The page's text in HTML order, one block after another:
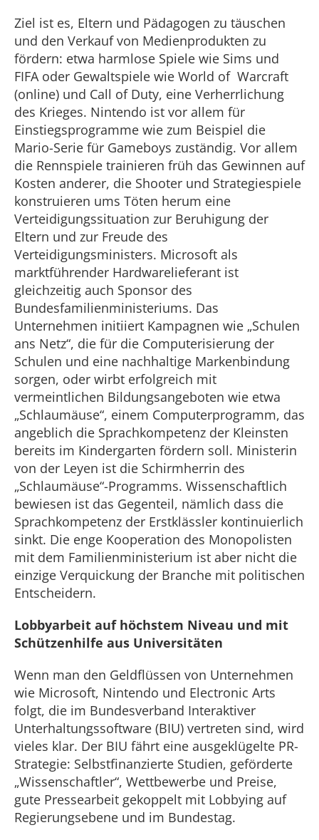
Ziel ist es, Eltern und Pädagogen zu täuschen
und den Verkauf von Medienprodukten zu
fördern: etwa harmlose Spiele wie Sims und
FIFA oder Gewaltspiele wie World of Warcraft
(online) und Call of Duty, eine Verherrlichung
des Krieges. Nintendo ist vor allem für
Einstiegsprogramme wie zum Beispiel die
Mario-Serie für Gameboys zuständig. Vor allem
die Rennspiele trainieren früh das Gewinnen auf
Kosten anderer, die Shooter und Strategiespiele
konstruieren ums Töten herum eine
Verteidigungssituation zur Beruhigung der
Eltern und zur Freude des
Verteidigungsministers. Microsoft als
marktführender Hardwarelieferant ist
gleichzeitig auch Sponsor des
Bundesfamilienministeriums. Das
Unternehmen initiiert Kampagnen wie „Schulen
ans Netz“, die für die Computerisierung der
Schulen und eine nachhaltige Markenbindung
sorgen, oder wirbt erfolgreich mit
vermeintlichen Bildungsangeboten wie etwa
„Schlaumäuse“, einem Computerprogramm, das
angeblich die Sprachkompetenz der Kleinsten
bereits im Kindergarten fördern soll. Ministerin
von der Leyen ist die Schirmherrin des
„Schlaumäuse“-Programms. Wissenschaftlich
bewiesen ist das Gegenteil, nämlich dass die
Sprachkompetenz der Erstklässler kontinuierlich
sinkt. Die enge Kooperation des Monopolisten
mit dem Familienministerium ist aber nicht die
einzige Verquickung der Branche mit politischen
Entscheidern.
Lobbyarbeit auf höchstem Niveau und mit
Schützenhilfe aus Universitäten
Wenn man den Geldflüssen von Unternehmen
wie Microsoft, Nintendo und Electronic Arts
folgt, die im Bundesverband Interaktiver
Unterhaltungssoftware (BIU) vertreten sind, wird
vieles klar. Der BIU fährt eine ausgeklügelte PR-
Strategie: Selbstfinanzierte Studien, geförderte
„Wissenschaftler“, Wettbewerbe und Preise,
gute Pressearbeit gekoppelt mit Lobbying auf
Regierungsebene und im Bundestag.